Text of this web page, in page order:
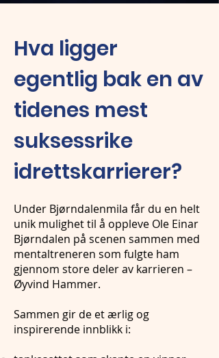
Hva ligger
egentlig bak en av
tidenes mest
suksessrike
idrettskarrierer?
Under Bjørndalenmila får du en helt
unik mulighet til å oppleve Ole Einar
Bjørndalen på scenen sammen med
mentaltreneren som fulgte ham
gjennom store deler av karrieren –
Øyvind Hammer.
Sammen gir de et ærlig og
inspirerende innblikk i: